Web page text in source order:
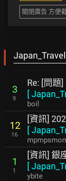
關閉廣告 方便
3
9
Re: [問題
[
boil
12
16
[資訊]
[
1
1
[資訊] 銀
[
ybite